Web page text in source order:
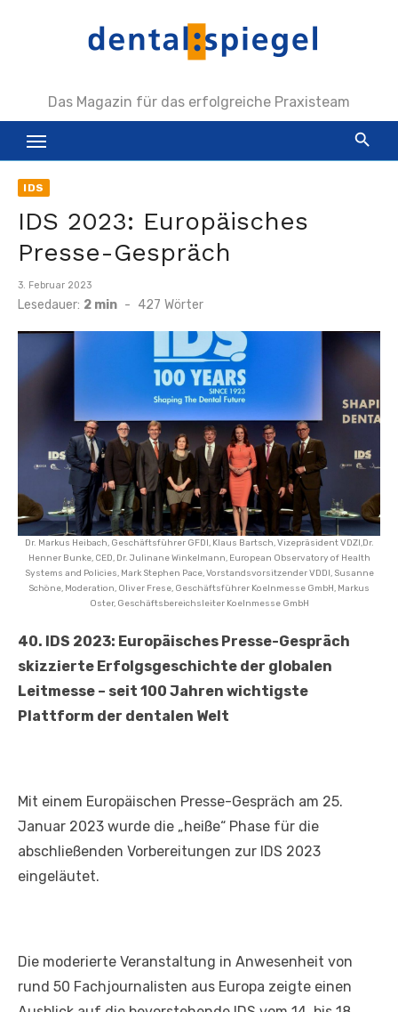
Das Magazin für das erfolgreiche Praxisteam
IDS
IDS 2023: Europäisches
Presse-Gespräch
Veröffentlicht
am
3. Februar 2023
Lesedauer: 2 min - 427 Wörter
Dr. Markus Heibach, Geschäftsführer GFDI, Klaus Bartsch, Vizepräsident VDZI,Dr.
Henner Bunke, CED, Dr. Julinane Winkelmann, European Observatory of Health
Systems and Policies, Mark Stephen Pace, Vorstandsvorsitzender VDDI, Susanne
Schöne, Moderation, Oliver Frese, Geschäftsführer Koelnmesse GmbH, Markus
Oster, Geschäftsbereichsleiter Koelnmesse GmbH
40. IDS 2023: Europäisches Presse-Gespräch
skizzierte Erfolgsgeschichte der globalen
Leitmesse – seit 100 Jahren wichtigste
Plattform der dentalen Welt
Mit einem Europäischen Presse-Gespräch am 25.
Januar 2023 wurde die „heiße“ Phase für die
abschließenden Vorbereitungen zur IDS 2023
eingeläutet.
Die moderierte Veranstaltung in Anwesenheit von
rund 50 Fachjournalisten aus Europa zeigte einen